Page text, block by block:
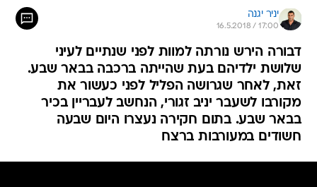
יניר יגנה
16.5.2018 / 17:00
דבורה הירש נורתה למוות לפני שנתיים לעיני
שלושת ילדיהם בעת שהייתה ברכבה בבאר שבע.
זאת, לאחר שגרושה הפליל לפני כעשור את
מקורבו לשעבר יניב זגורי, הנחשב לעבריין בכיר
בבאר שבע. בתום חקירה נעצרו היום שבעה
חשודים במעורבות ברצח